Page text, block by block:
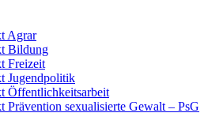
Agrar
Bildung
Freizeit
Jugendpolitik
Öffentlichkeitsarbeit
Prävention sexualisierte Gewalt – PsG